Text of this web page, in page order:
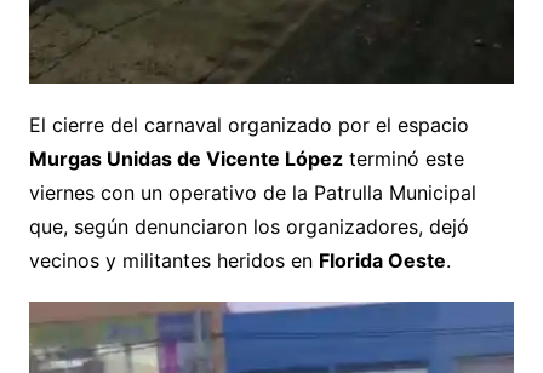
El cierre del carnaval organizado por el espacio
Murgas Unidas de Vicente Lópezterminó este
viernes con un operativo de la Patrulla Municipal
que, según denunciaron los organizadores, dejó
vecinos y militantes heridos en Florida Oeste.